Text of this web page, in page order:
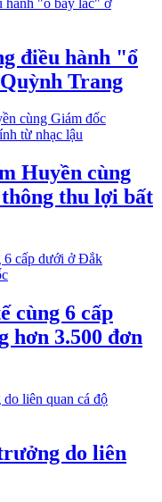
điều hành "ổ
Trang
Huyền cùng
thu lợi bất
cùng 6 cấp
hơn 3.500 đơn
do liên